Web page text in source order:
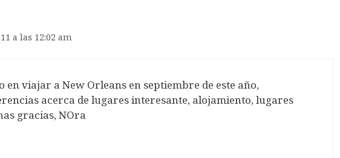
a las 12:02 am
en viajar a New Orleans en septiembre de este año,
acerca de lugares interesante, alojamiento, lugares
gracias, NOra